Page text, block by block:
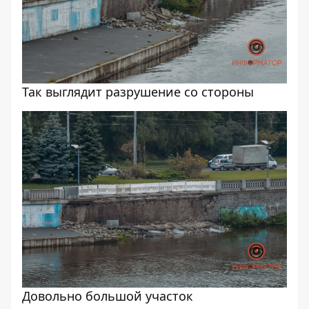
Так выглядит разрушение со стороны
Довольно большой участок